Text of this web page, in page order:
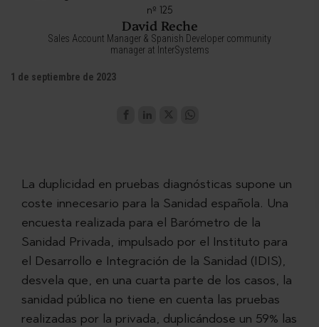
David Reche
Sales Account Manager & Spanish Developer community
manager at InterSystems
1 de septiembre de 2023
La duplicidad en pruebas diagnósticas supone un
coste innecesario para la Sanidad española. Una
encuesta realizada para el Barómetro de la
Sanidad Privada, impulsado por el Instituto para
el Desarrollo e Integración de la Sanidad (IDIS),
desvela que, en una cuarta parte de los casos, la
sanidad pública no tiene en cuenta las pruebas
realizadas por la privada, duplicándose un 59% las